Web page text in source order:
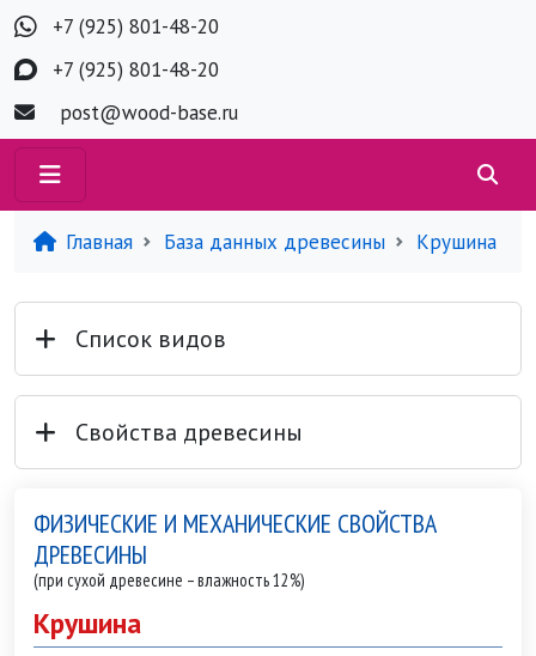
+7 (925) 801-48-20
+7 (925) 801-48-20
post@wood-base.ru
Главная База данных древесины Крушина
Список видов
Свойства древесины
ФИЗИЧЕСКИЕ И МЕХАНИЧЕСКИЕ СВОЙСТВА
ДРЕВЕСИНЫ
(при сухой древесине – влажность 12%)
Крушина